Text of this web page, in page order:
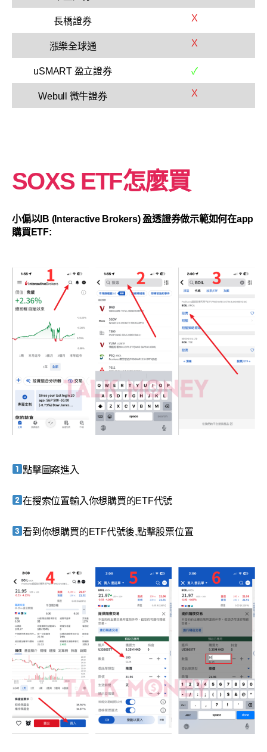
長橋證券 X
漲樂全球通 X
uSMART 盈立證券 ✓
Webull 微牛證券 X
SOXS ETF怎麼買
小偏以IB (Interactive Brokers) 盈透證券做示範如何在app
購買ETF:
點擊圖案進入
在搜索位置輸入你想購買的ETF代號
看到你想購買的ETF代號後,點擊股票位置